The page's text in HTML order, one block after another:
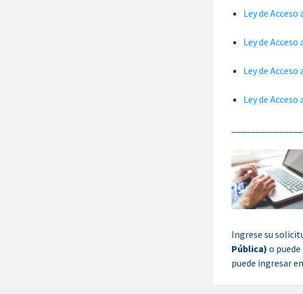
Ley de
Ley de
Ley de
Ley de
Ingrese su
Pública) o
puede ingresar